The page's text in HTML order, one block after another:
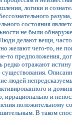
логики и
состояния
не были
делают вещи,
желают чего-то,
то предположения,
редко отражают
людей
и
и
положительному
В таком